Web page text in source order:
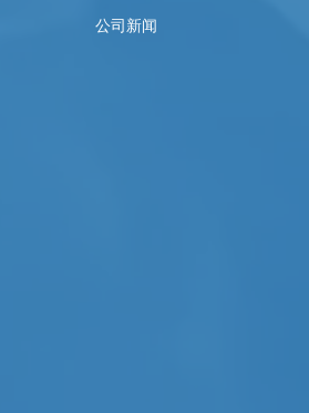
公司新闻